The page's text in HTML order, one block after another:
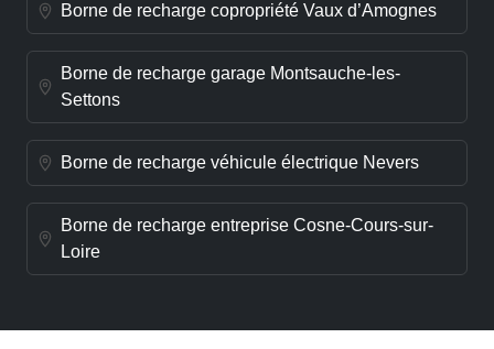
Borne de recharge copropriété Vaux d’Amognes
Borne de recharge garage Montsauche-les-
Settons
Borne de recharge véhicule électrique Nevers
Borne de recharge entreprise Cosne-Cours-sur-
Loire